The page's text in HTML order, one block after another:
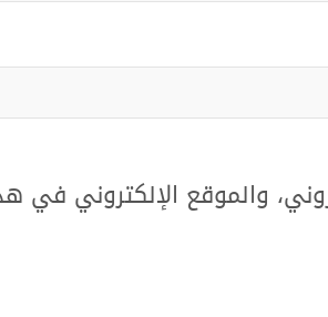
والموقع الإلكتروني في